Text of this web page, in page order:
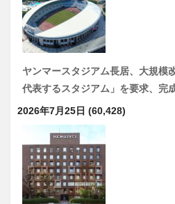
ヤンマースタジアム長居、大規模
代表するスタジアム」を要求、完
2026年7月25日 (60,428)